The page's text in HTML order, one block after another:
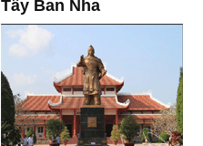
Tây Ban Nha